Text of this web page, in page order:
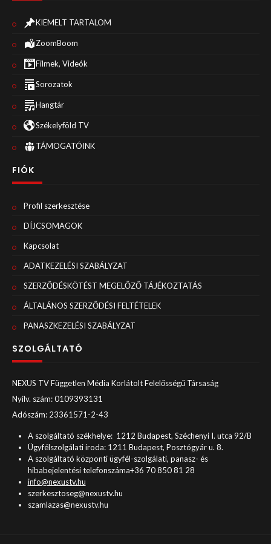
KIEMELT TARTALOM
ZoomBoom
Filmek, Videók
Sorozatok
Hangtár
Székelyföld TV
TÁMOGATÓINK
FIÓK
Profil szerkesztése
DÍJCSOMAGOK
Kapcsolat
ADATKEZELÉSI SZABÁLYZAT
SZERZŐDÉSKÖTÉST MEGELŐZŐ TÁJÉKOZTATÁS
ÁLTALÁNOS SZERZŐDÉSI FELTÉTELEK
PANASZKEZELÉSI SZABÁLYZAT
SZOLGÁLTATÓ
NEXUS TV Független Média Korlátolt Felelősségű Társaság
Nyilv. szám: 0109393131
Adószám: 23361571-2-43
A szolgáltató székhelye: 1212 Budapest, Széchenyi I. utca 92/B
Ügyfélszolgálati iroda: 1211 Budapest, Posztógyár u. 8.
A szolgáltató központi ügyfél-szolgálati, panasz- és
hibabejelentési telefonszáma+36 70 850 81 28
info@nexustv.hu
szerkesztoseg@nexustv.hu
szamlazas@nexustv.hu